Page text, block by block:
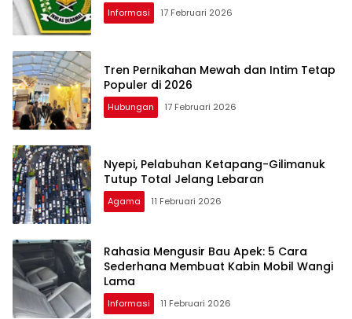
Informasi 17 Februari 2026
Tren Pernikahan Mewah dan Intim Tetap
Populer di 2026
Hubungan 17 Februari 2026
Nyepi, Pelabuhan Ketapang-Gilimanuk
Tutup Total Jelang Lebaran
Agama 11 Februari 2026
Rahasia Mengusir Bau Apek: 5 Cara
Sederhana Membuat Kabin Mobil Wangi
Lama
Informasi 11 Februari 2026